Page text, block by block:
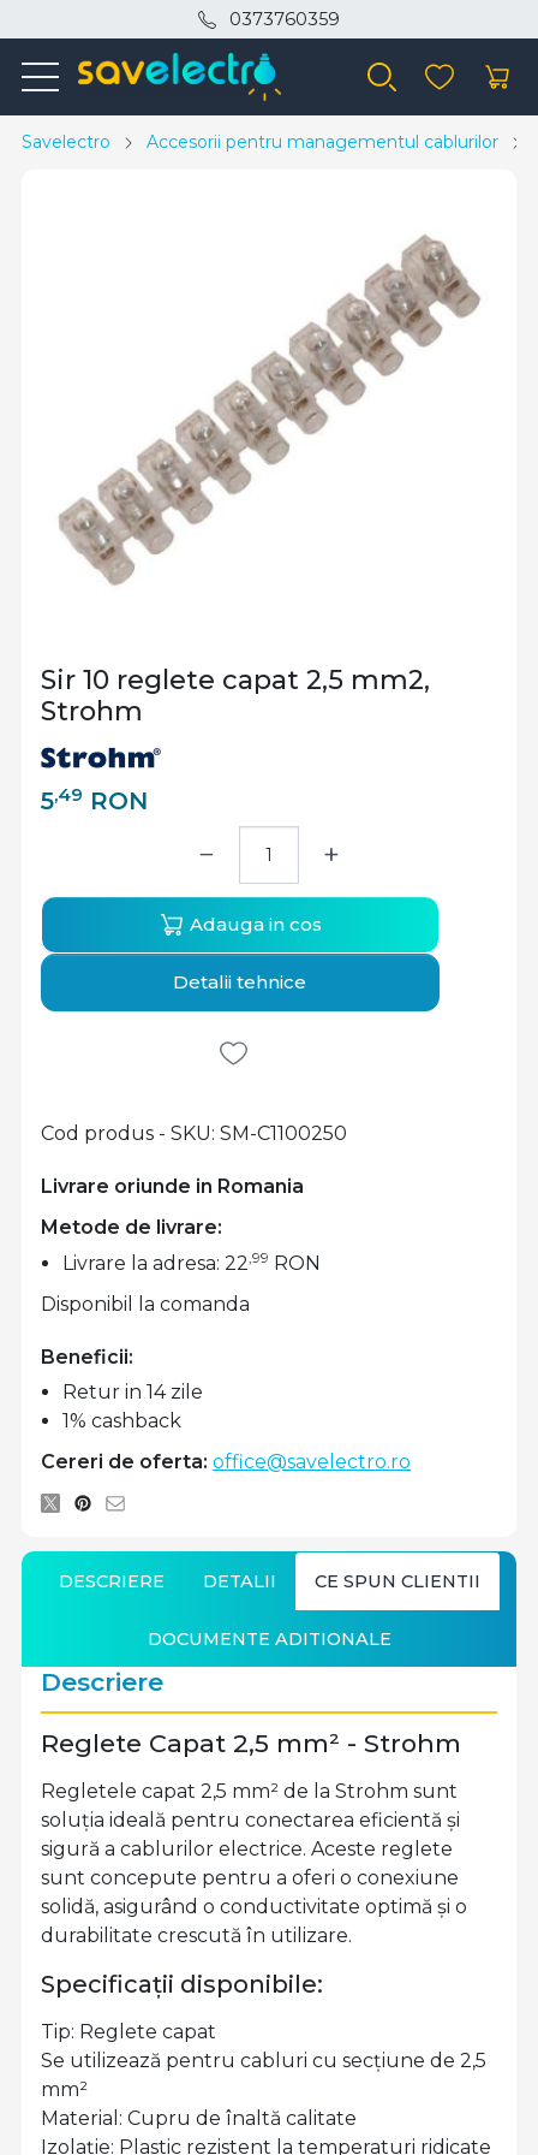
0373760359
Savelectro Accesorii pentru managementul cablurilor
Sir 10 reglete capat 2,5 mm2,
Strohm
5,49 RON
Livrare oriunde in Romania
Cod produs - SKU SM-C1100250
Metode de livrare:
Livrare la adresa: 22,99 RON
Disponibil la comanda
− +
Adauga in cos
Detalii tehnice
Beneficii:
Retur in 14 zile
1% cashback
Cereri de oferta: office@savelectro.ro
DESCRIERE DETALII CE SPUN CLIENTII
DOCUMENTE ADITIONALE
Descriere
Reglete Capat 2,5 mm² - Strohm
Regletele capat 2,5 mm² de la Strohm sunt
soluția ideală pentru conectarea eficientă și
sigură a cablurilor electrice. Aceste reglete
sunt concepute pentru a oferi o conexiune
solidă, asigurând o conductivitate optimă și o
durabilitate crescută în utilizare.
Specificații disponibile:
Tip: Reglete capat
Se utilizează pentru cabluri cu secțiune de 2,5
mm²
Material: Cupru de înaltă calitate
Izolație: Plastic rezistent la temperaturi ridicate